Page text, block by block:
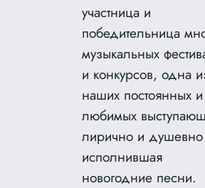
участница и
победительница
музыкальных
и конкурсов, одна
наших постоянных и
любимых
лирично и душевно
исполнившая
новогодние песни.